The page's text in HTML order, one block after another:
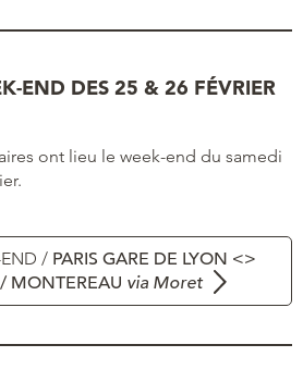
END DES 25 & 26 FÉVRIER
ont lieu le week-end du samedi
END / PARIS GARE DE LYON <>
MONTEREAU via Moret